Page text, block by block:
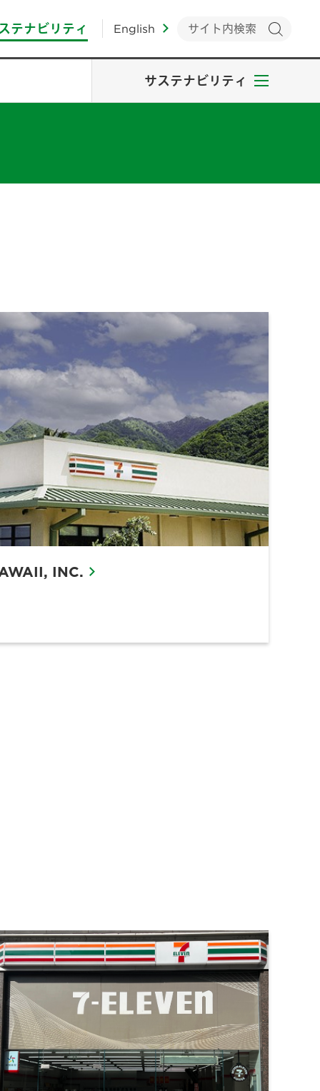
テナビリティ English
サステナビリティ
INC.